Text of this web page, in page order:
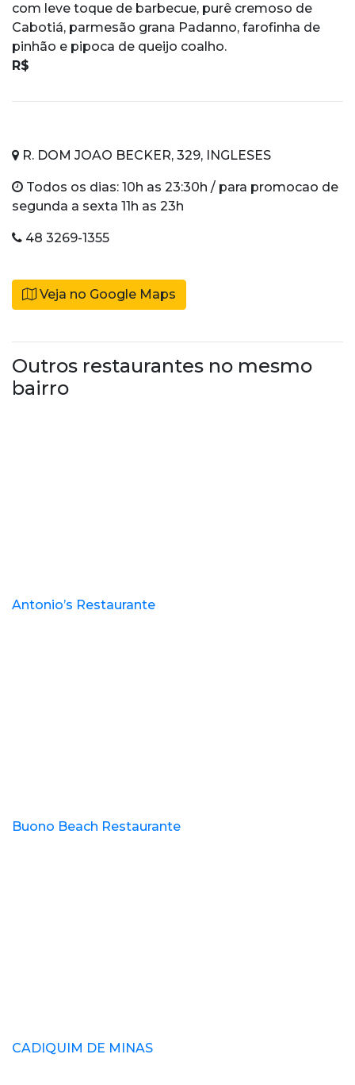
com leve toque de barbecue, purê cremoso de
Cabotiá, parmesão grana Padanno, farofinha de
pinhão e pipoca de queijo coalho.
R$
R. DOM JOAO BECKER, 329, INGLESES
Todos os dias: 10h as 23:30h / para promocao de
segunda a sexta 11h as 23h
48 3269-1355
Veja no Google Maps
Outros restaurantes no mesmo
bairro
Antonio’s Restaurante
Buono Beach Restaurante
CADIQUIM DE MINAS